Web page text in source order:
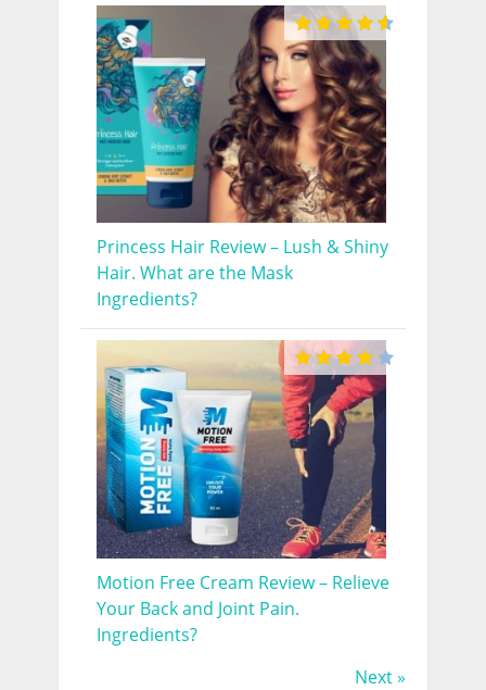
Princess Hair Review – Lush & Shiny
Hair. What are the Mask
Ingredients?
Motion Free Cream Review – Relieve
Your Back and Joint Pain.
Ingredients?
Next »